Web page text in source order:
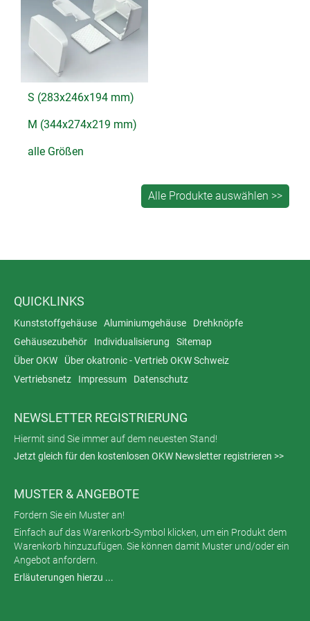
S (283x246x194 mm)
M (344x274x219 mm)
alle Größen
QUICKLINKS
Kunststoffgehäuse Aluminiumgehäuse
Drehknöpfe
Gehäusezubehör
Individualisierung
Sitemap
Über OKW
Über okatronic - Vertrieb OKW Schweiz
Vertriebsnetz
Impressum Datenschutz
NEWSLETTER REGISTRIERUNG
Hiermit sind Sie immer auf dem neuesten Stand!
Jetzt gleich für den kostenlosen OKW Newsletter registrieren >>
MUSTER & ANGEBOTE
Fordern Sie ein Muster an!
Einfach auf das Warenkorb-Symbol klicken, um ein Produkt dem
Warenkorb hinzuzufügen. Sie können damit Muster und/oder ein
Angebot anfordern.
Erläuterungen hierzu ...